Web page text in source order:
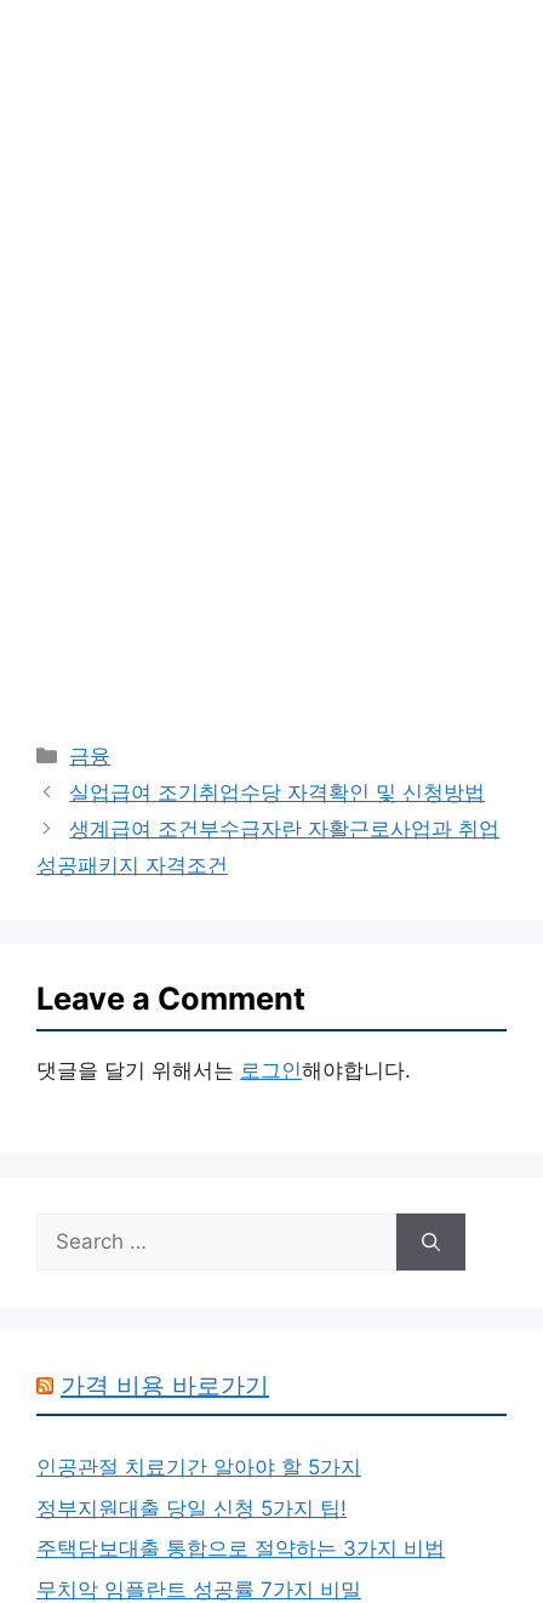
Categories
금융
실업급여 조기취업수당 자격확인 및 신청방법
생계급여 조건부수급자란 자활근로사업과 취업
성공패키지 자격조건
Leave a Comment
댓글을 달기 위해서는 로그인해야합니다.
Search
for:
가격 비용 바로가기
인공관절 치료기간 알아야 할 5가지
정부지원대출 당일 신청 5가지 팁!
주택담보대출 통합으로 절약하는 3가지 비법
무치악 임플란트 성공률 7가지 비밀